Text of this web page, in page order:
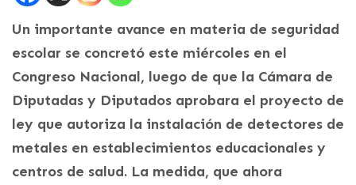
Un importante avance en materia de seguridad
escolar se concretó este miércoles en el
Congreso Nacional, luego de que la Cámara de
Diputadas y Diputados aprobara el proyecto de
ley que autoriza la instalación de detectores de
metales en establecimientos educacionales y
centros de salud. La medida, que ahora